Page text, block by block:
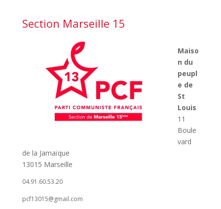
Section Marseille 15
Maiso
n du
peupl
e de
St
Louis
11
Boule
vard
de la Jamaïque
13015 Marseille
04.91.60.53.20
pcf13015@gmail.com